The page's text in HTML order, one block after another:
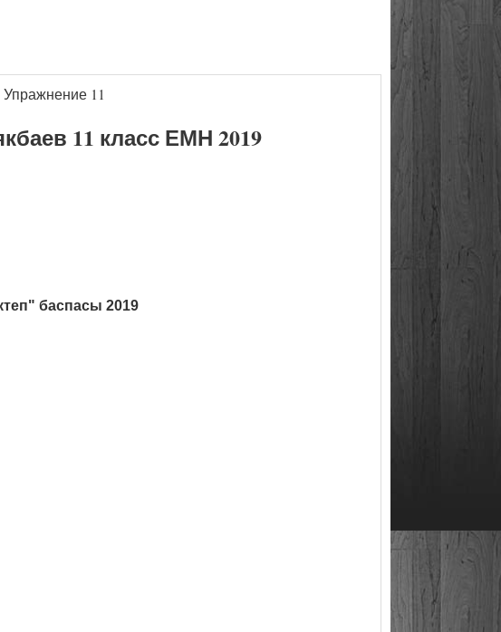
Упражнение 11
11 класс ЕМН 2019
баспасы 2019